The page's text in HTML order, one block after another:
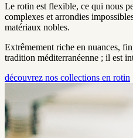
Le rotin est flexible, ce qui nous
complexes et arrondies
matériaux nobles.
Extrêmement riche en nuances,
tradition méditerranéenne ; il est
découvrez nos collections en rotin